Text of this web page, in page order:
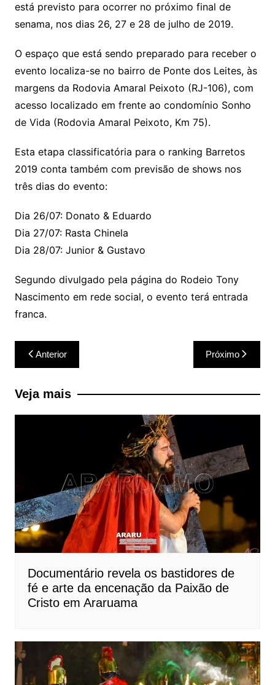
está previsto para ocorrer no próximo final de
senama, nos dias 26, 27 e 28 de julho de 2019.
O espaço que está sendo preparado para receber o
evento localiza-se no bairro de Ponte dos Leites, às
margens da Rodovia Amaral Peixoto (RJ-106), com
acesso localizado em frente ao condomínio Sonho
de Vida (Rodovia Amaral Peixoto, Km 75).
Esta etapa classificatória para o ranking Barretos
2019 conta também com previsão de shows nos
três dias do evento:
Dia 26/07: Donato & Eduardo
Dia 27/07: Rasta Chinela
Dia 28/07: Junior & Gustavo
Segundo divulgado pela página do Rodeio Tony
Nascimento em rede social, o evento terá entrada
franca.
Navegação
de
Post
Anterior Próximo
Veja mais
Documentário revela os bastidores de
fé e arte da encenação da Paixão de
Cristo em Araruama